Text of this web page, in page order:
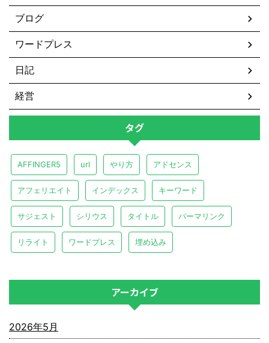
ブログ
ワードプレス
日記
経営
タグ
AFFINGER5 url やり方 アドセンス
アフェリエイト インデックス キーワード
サジェスト シリウス タイトル パーマリンク
リライト ワードプレス 埋め込み
アーカイブ
2026年5月